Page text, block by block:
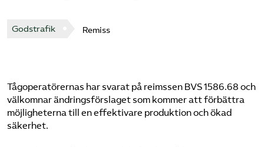
Aktiviteter
Kontakt
Mina sidor (almega.se)
Godstrafik Remiss
Tågoperatörernas har svarat på reimssen BVS 1586.68 och
välkomnar ändringsförslaget som kommer att förbättra
möjligheterna till en effektivare produktion och ökad
säkerhet.